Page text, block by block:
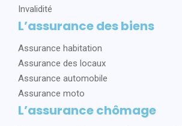
Invalidité
L’assurance des biens
Assurance habitation
Assurance des locaux
Assurance automobile
Assurance moto
L’assurance chômage